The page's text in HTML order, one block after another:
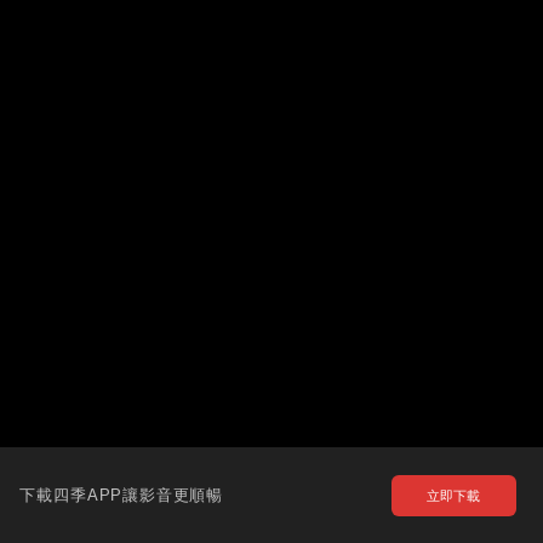
下載四季APP讓影音更順暢 立即下載